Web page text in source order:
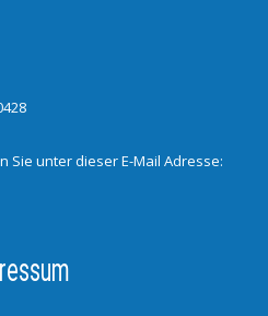
Sie unter dieser E-Mail Adresse: